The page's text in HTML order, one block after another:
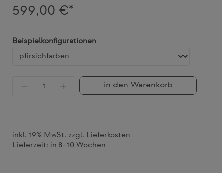
599,00 €*
Beispielkonfigurationen
Produkt Anzahl: Gib den gewünschten
in den Warenkorb
inkl. 19% MwSt. zzgl. Lieferkosten
Lieferzeit: in 8–10 Wochen